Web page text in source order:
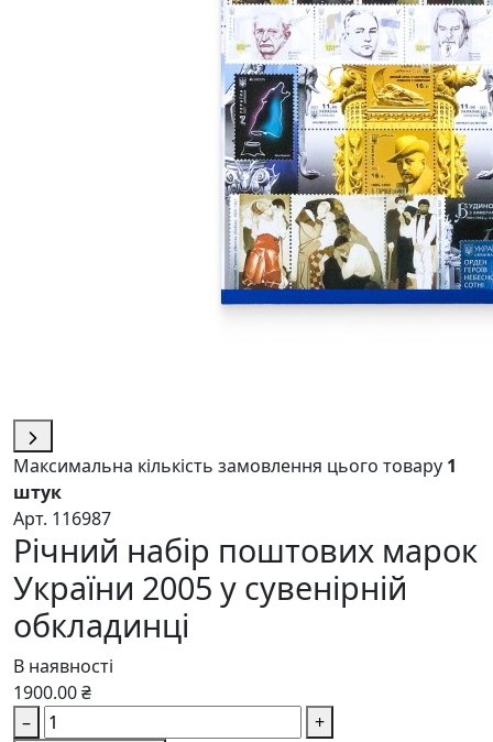
Максимальна кількість замовлення цього товару 1
штук
Арт. 116987
Річний набір поштових марок
України 2005 у сувенірній
обкладинці
В наявності
1900.00 ₴
–
+